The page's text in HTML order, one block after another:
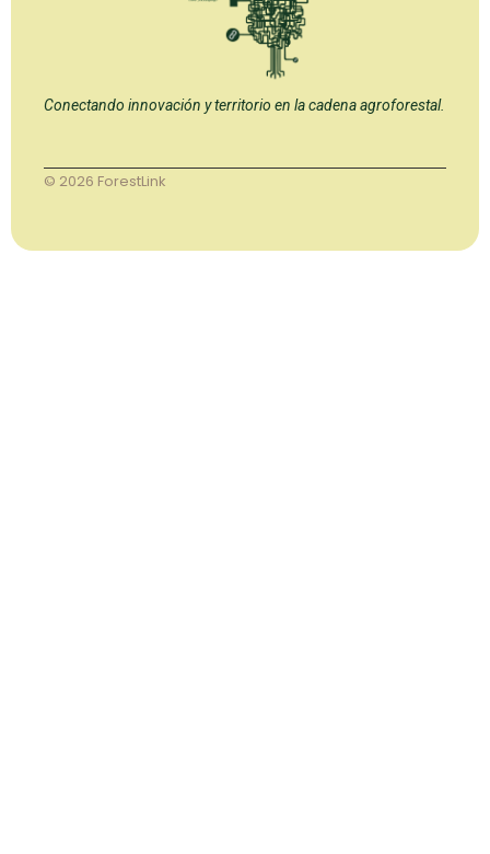
Conectando innovación y territorio en la cadena agroforestal.
© 2026 ForestLink